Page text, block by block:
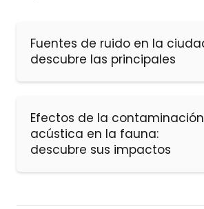
Fuentes de ruido en la
descubre las principales
Efectos de la contaminación
acústica en la fauna:
descubre sus impactos